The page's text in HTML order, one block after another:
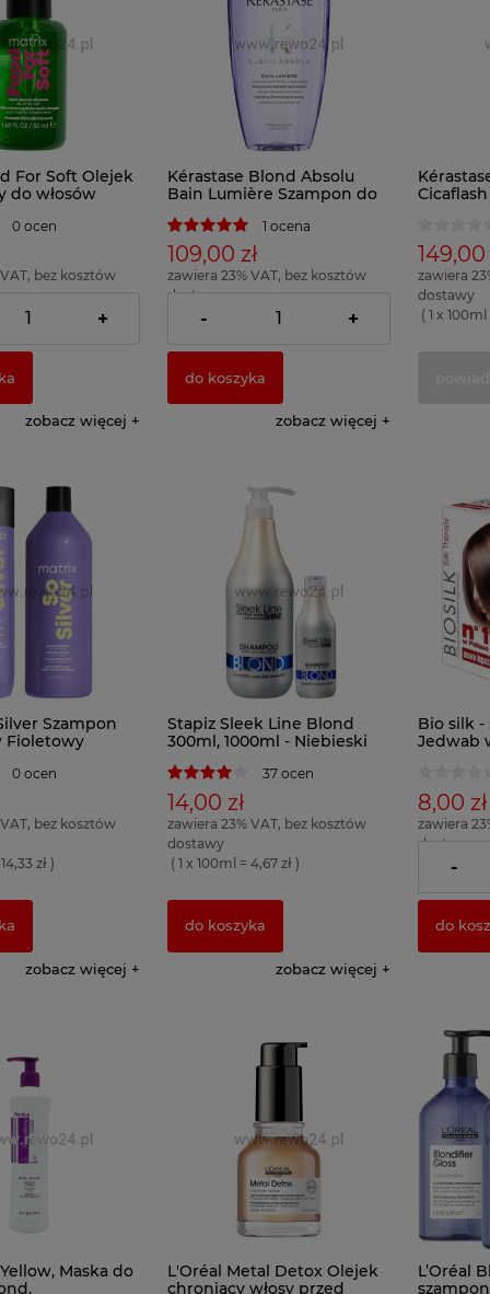
For Soft Olejek
do włosów
0 ocen
bez kosztów
zł ) +
zobacz więcej
Kérastase Blond Absolu
Bain Lumière Szampon do
1 ocena
109,00 zł
zawiera 23% VAT, bez kosztów
dostawy
( 1 x 100ml = 43,60 zł )
- +
do koszyka
zobacz więcej
149,00
zawiera
dostawy
( 1 x 100ml
Szampon
Fioletowy
0 ocen
bez kosztów
zł )
zobacz więcej
Stapiz Sleek Line Blond
300ml, 1000ml - Niebieski
37 ocen
14,00 zł
zawiera 23% VAT, bez kosztów
dostawy
( 1 x 100ml = 4,67 zł )
do koszyka
zobacz więcej
Bio silk -
Jedwab
8,00 zł
zawiera
dostawy
-
do
Maska do
L'Oréal Metal Detox Olejek
chroniący włosy przed
L’Oréal